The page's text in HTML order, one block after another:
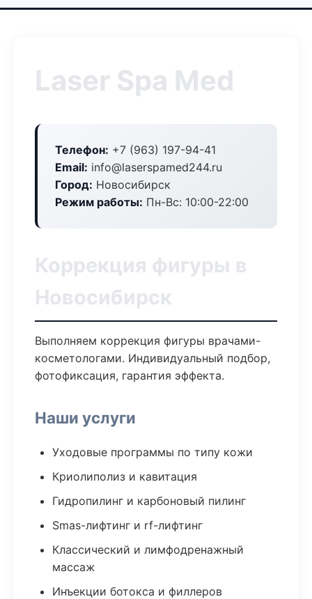
Laser Spa Med
Телефон: +7 (963) 197-94-41
Email: info@laserspamed244.ru
Город: Новосибирск
Режим работы: Пн-Вс: 10:00-22:00
Коррекция фигуры в
Новосибирск
Выполняем коррекция фигуры врачами-
косметологами. Индивидуальный подбор,
фотофиксация, гарантия эффекта.
Наши услуги
Уходовые программы по типу кожи
Криолиполиз и кавитация
Гидропилинг и карбоновый пилинг
Smas-лифтинг и rf-лифтинг
Классический и лимфодренажный
массаж
Инъекции ботокса и филлеров